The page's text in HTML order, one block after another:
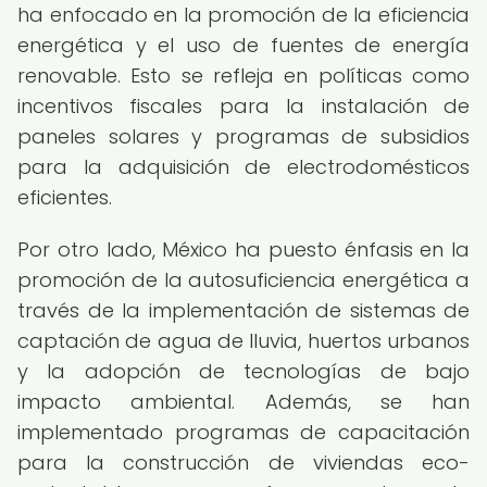
ha enfocado en la promoción de la eficiencia
energética y el uso de fuentes de energía
renovable. Esto se refleja en políticas como
incentivos fiscales para la instalación de
paneles solares y programas de subsidios
para la adquisición de electrodomésticos
eficientes.
Por otro lado, México ha puesto énfasis en la
promoción de la autosuficiencia energética a
través de la implementación de sistemas de
captación de agua de lluvia, huertos urbanos
y la adopción de tecnologías de bajo
impacto ambiental. Además, se han
implementado programas de capacitación
para la construcción de viviendas eco-